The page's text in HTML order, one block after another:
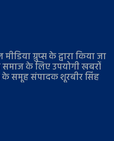
ग्रुप्स के द्वारा किया जा
समाज के लिए उपयोगी खबरों
के समूह संपादक शूरबीर सिंह